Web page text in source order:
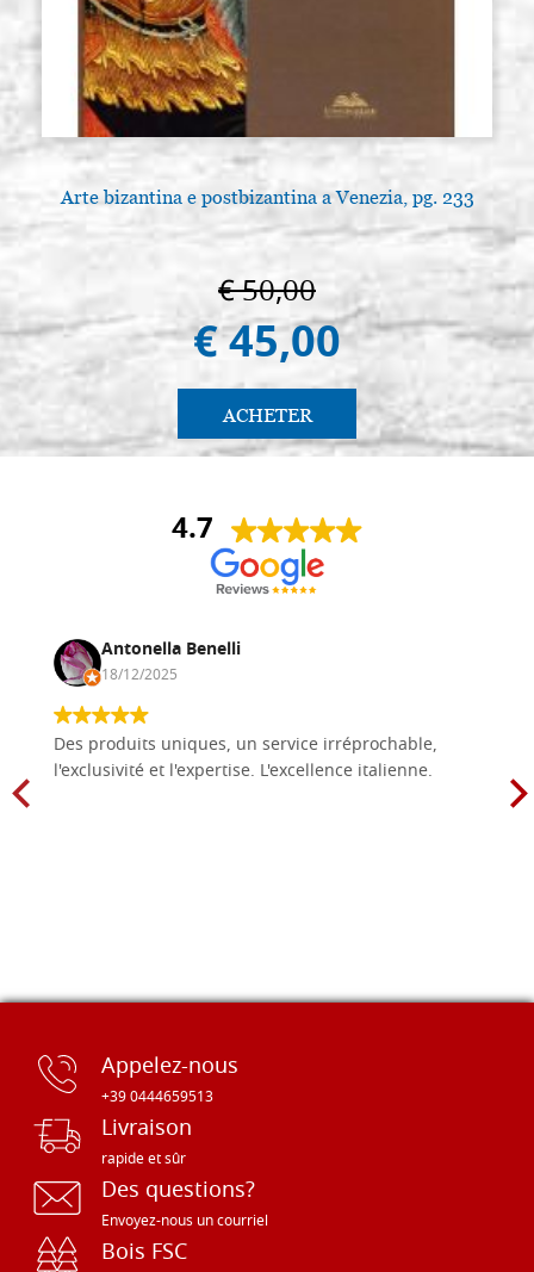
Arte bizantina e postbizantina a Venezia, pg. 233
€ 50,00
€ 45,00
ACHETER
4.7
Antonella Benelli
18/12/2025
Des produits uniques, un service irréprochable,
l'exclusivité et l'expertise. L'excellence italienne.
Appelez-nous
+39 0444659513
Livraison
rapide et sûr
Des questions?
Envoyez-nous un courriel
Bois FSC